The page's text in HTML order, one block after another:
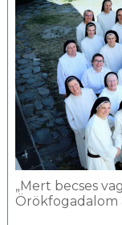
„Mert becses
Örökfogadalom